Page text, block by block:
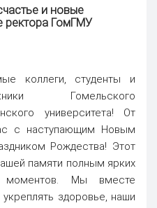
и новые
ректора ГомГМУ
коллеги, студенты и
Гомельского
университета! От
с наступающим Новым
Рождества! Этот
памяти полным ярких
моментов. Мы вместе
здоровье, наши